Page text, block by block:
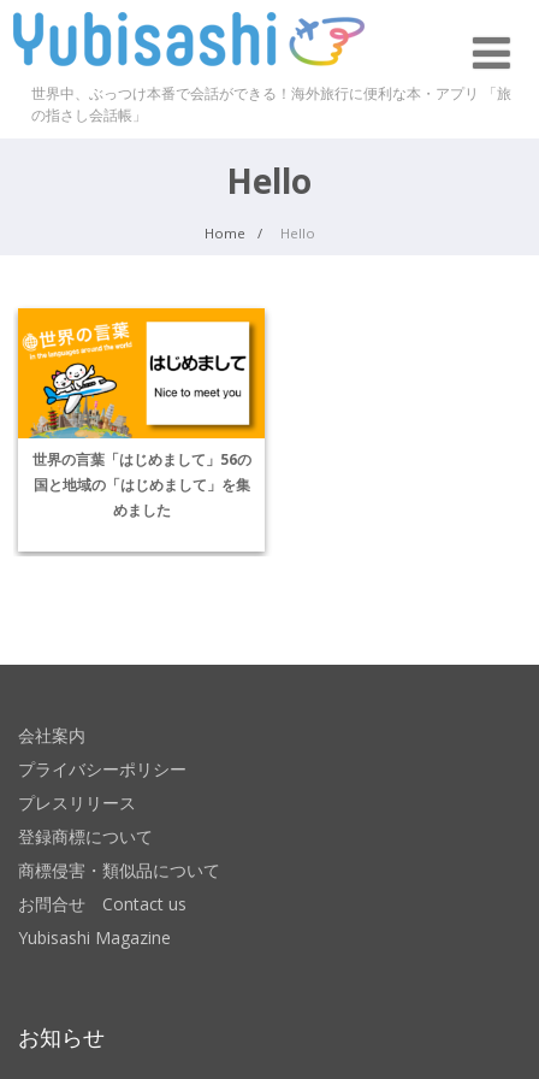
世界中、ぶっつけ本番で会話ができる！海外旅行に便利な本・アプリ 「旅
の指さし会話帳」
Hello
Home Hello
世界の言葉「はじめまして」56の
国と地域の「はじめまして」を集
めました
会社案内
プライバシーポリシー
プレスリリース
登録商標について
商標侵害・類似品について
お問合せ Contact us
Yubisashi Magazine
お知らせ